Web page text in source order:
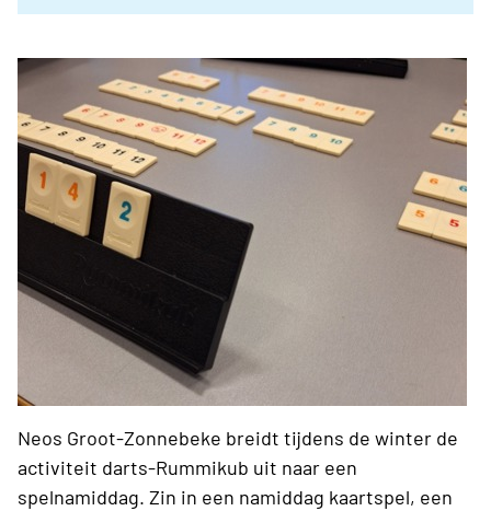
Neos Groot-Zonnebeke breidt tijdens de winter de
activiteit darts-Rummikub uit naar een
spelnamiddag. Zin in een namiddag kaartspel, een